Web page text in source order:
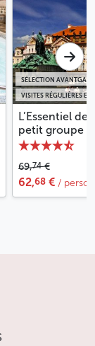
VISITES RÉGULIÈRES EN
SÉLECTION
L’Essentiel
petit groupe
69,74€
62,68 € /